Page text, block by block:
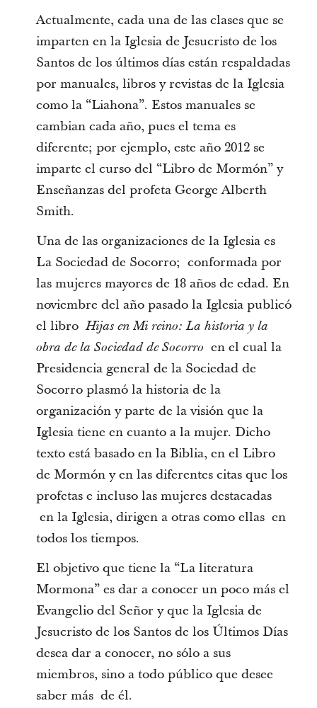
Actualmente, cada una de las clases que se
imparten en la Iglesia de Jesucristo de los
Santos de los últimos días están respaldadas
por manuales, libros y revistas de la Iglesia
como la “Liahona”. Estos manuales se
cambian cada año, pues el tema es
diferente; por ejemplo, este año 2012 se
imparte el curso del “Libro de Mormón” y
Enseñanzas del profeta George Alberth
Smith.
Una de las organizaciones de la Iglesia es
La Sociedad de Socorro; conformada por
las mujeres mayores de 18 años de edad. En
noviembre del año pasado la Iglesia publicó
el libroHijas en Mi reino: La historia y la
obra de la Sociedad de Socorro en el cual la
Presidencia general de la Sociedad de
Socorro plasmó la historia de la
organización y parte de la visión que la
Iglesia tiene en cuanto a la mujer. Dicho
texto está basado en la Biblia, en el Libro
de Mormón y en las diferentes citas que los
profetas e incluso las mujeres destacadas
en la Iglesia, dirigen a otras como ellas en
todos los tiempos.
El objetivo que tiene la “La literatura
Mormona” es dar a conocer un poco más el
Evangelio del Señor y que la Iglesia de
Jesucristo de los Santos de los Últimos Días
desea dar a conocer, no sólo a sus
miembros, sino a todo público que desee
saber más de él.